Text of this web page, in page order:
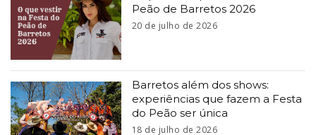
Peão de Barretos 2026
20 de julho de 2026
Barretos além dos shows:
experiências que fazem a Festa
do Peão ser única
18 de julho de 2026